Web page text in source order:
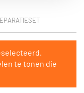
te tonen die